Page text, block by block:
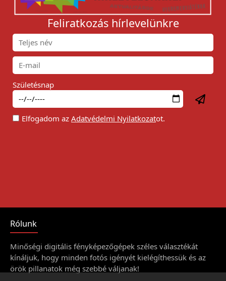
Feliratkozás hírlevelünkre
Születésnap
Elfogadom az Adatvédelmi Nyilatkozatot.
Rólunk
Minőségi digitális fényképezőgépek széles választékát
kínáljuk, hogy minden fotós igényét kielégíthessük és az
örök pillanatok még szebbé váljanak!